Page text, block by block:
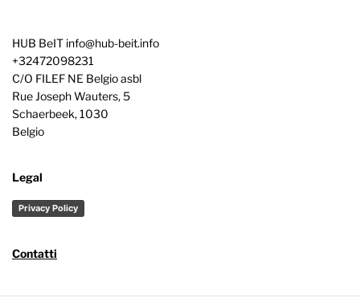
HUB BeIT info@hub-beit.info
+32472098231
C/O FILEF NE Belgio asbl
Rue Joseph Wauters, 5
Schaerbeek,1030
Belgio
Legal
Privacy Policy
Contatti